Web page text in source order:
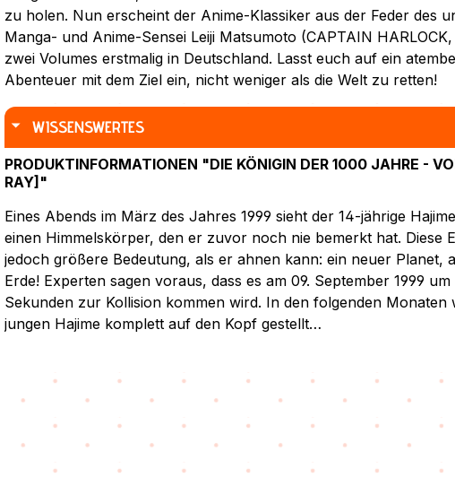
zu holen. Nun erscheint der Anime-Klassiker aus der Feder des
Manga- und Anime-Sensei Leiji Matsumoto (CAPTAIN
zwei Volumes erstmalig in Deutschland. Lasst euch auf ein
Abenteuer mit dem Ziel ein, nicht weniger als die Welt zu retten!
WISSENSWERTES
PRODUKTINFORMATIONEN "DIE KÖNIGIN DER 1000 JAHRE -
RAY]"
Eines Abends im März des Jahres 1999 sieht der 14-jährige
einen Himmelskörper, den er zuvor noch nie bemerkt hat. Diese
jedoch größere Bedeutung, als er ahnen kann: ein neuer Planet,
Erde! Experten sagen voraus, dass es am 09. September 1999
Sekunden zur Kollision kommen wird. In den folgenden Monaten
jungen Hajime komplett auf den Kopf gestellt…